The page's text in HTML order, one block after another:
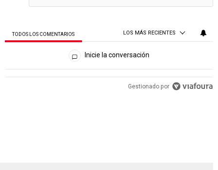
TODOS LOS COMENTARIOS LOS MÁS RECIENTES
Todos los comentarios
Inicie la conversación